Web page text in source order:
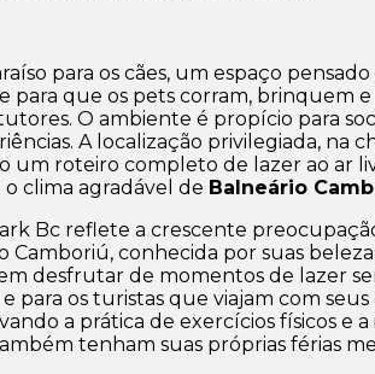
para os cães, um espaço
que os pets corram, brinquem
O ambiente é propício para
A localização privilegiada, na
um roteiro completo de lazer ao
clima agradável de Balneário
Bc reflete a crescente
Camboriú, conhecida por suas
desfrutar de momentos de lazer
para os turistas que viajam com
a prática de exercícios físicos e
tenham suas próprias férias